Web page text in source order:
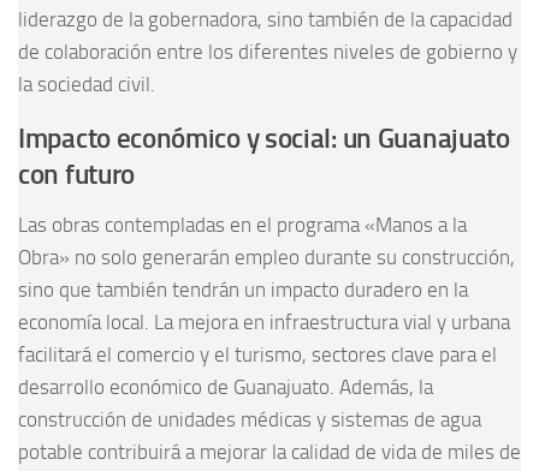
liderazgo de la gobernadora, sino también de la capacidad
de colaboración entre los diferentes niveles de gobierno y
la sociedad civil.
Impacto económico y social: un Guanajuato
con futuro
Las obras contempladas en el programa «Manos a la
Obra» no solo generarán empleo durante su construcción,
sino que también tendrán un impacto duradero en la
economía local. La mejora en infraestructura vial y urbana
facilitará el comercio y el turismo, sectores clave para el
desarrollo económico de Guanajuato. Además, la
construcción de unidades médicas y sistemas de agua
potable contribuirá a mejorar la calidad de vida de miles de